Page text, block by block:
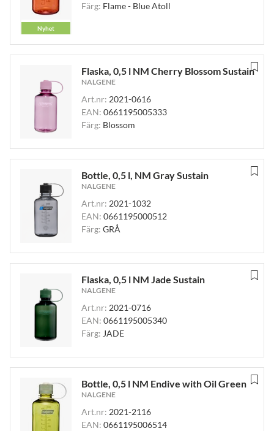
Nyhet
Färg: Flame - Blue Atoll
Flaska, 0,5 l NM Cherry Blossom Sustain
NALGENE
Art.nr: 2021-0616
EAN: 0661195005333
Färg: Blossom
Bottle, 0,5 l, NM Gray Sustain
NALGENE
Art.nr: 2021-1032
EAN: 0661195000512
Färg: GRÅ
Flaska, 0,5 l NM Jade Sustain
NALGENE
Art.nr: 2021-0716
EAN: 0661195005340
Färg: JADE
Bottle, 0,5 l NM Endive with Oil Green
NALGENE
Art.nr: 2021-2116
EAN: 0661195006514